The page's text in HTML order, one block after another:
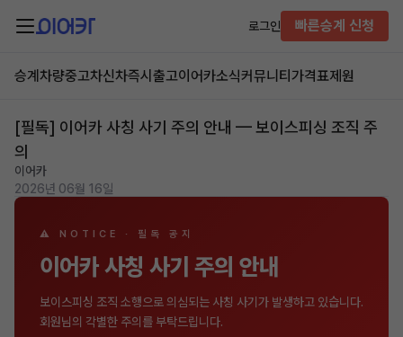
로그인 빠른승계 신청
승계차량중고차신차즉시출고이어카소식커뮤니티 가격표제원
[필독] 이어카 사칭 사기 주의 안내 — 보이스피싱 조직 주
의
이어카
2026년 06월 16일
⚠ NOTICE · 필독 공지
이어카 사칭 사기 주의 안내
보이스피싱 조직 소행으로 의심되는 사칭 사기가 발생하고 있습니다.
회원님의 각별한 주의를 부탁드립니다.